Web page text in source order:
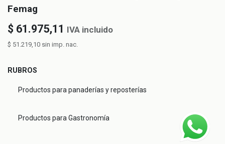
Femag
$ 61.975,11 IVA incluido
$ 51.219,10 sin imp. nac.
RUBROS
Productos para panaderías y reposterías
Productos para Gastronomía